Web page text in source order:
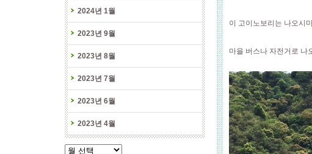
이 고이노보리는 나오시
마을 버스나 자전거로 나
2024년 1월
2023년 9월
2023년 8월
2023년 7월
2023년 6월
2023년 4월